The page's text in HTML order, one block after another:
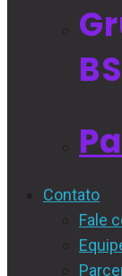
Contato
Fale